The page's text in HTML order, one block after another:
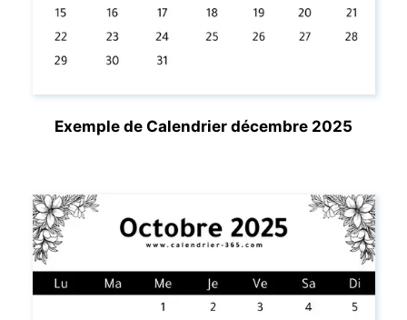
Exemple de Calendrier décembre 2025